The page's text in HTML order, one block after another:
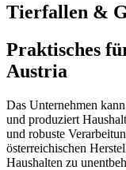
Tierfallen &
Praktisches
Austria
Das Unternehmen
und produziert
und robuste
österreichischen
Haushalten zu